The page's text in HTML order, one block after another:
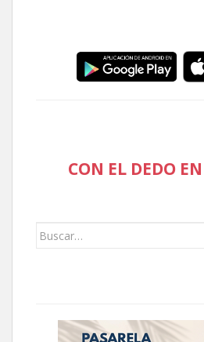
CON EL DEDO
Buscar: